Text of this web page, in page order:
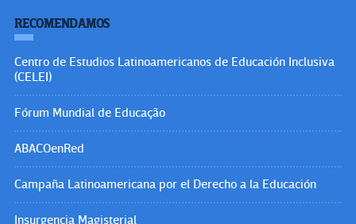
RECOMENDAMOS
Centro de Estudios Latinoamericanos de Educación Inclusiva
(CELEI)
Fórum Mundial de Educação
ABACOenRed
Campaña Latinoamericana por el Derecho a la Educación
Insurgencia Magisterial